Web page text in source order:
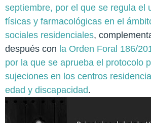
septiembre, por el que se regula el
físicas y farmacológicas en el
sociales residenciales,
después con la Orden Foral 186/
por la que se aprueba el protocolo
sujeciones en los centros
edad y discapacidad.